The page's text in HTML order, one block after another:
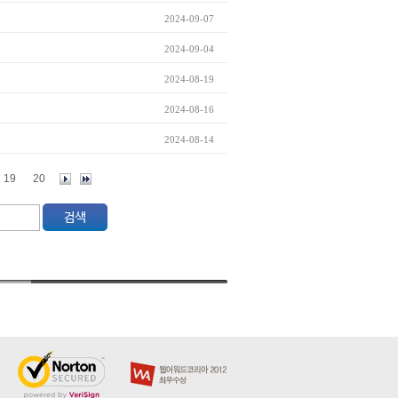
2024-09-07
2024-09-04
2024-08-19
2024-08-16
2024-08-14
19 20